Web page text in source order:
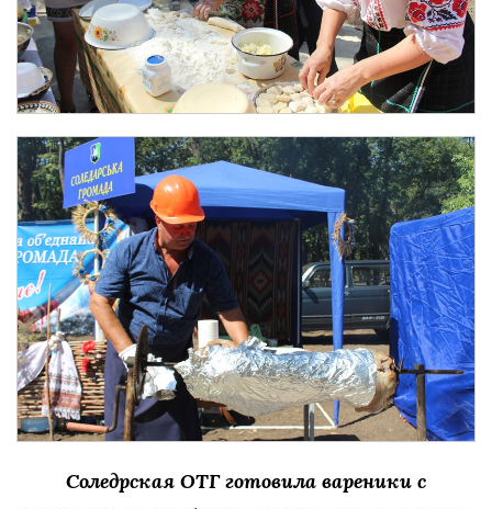
Соледрская ОТГ готовила вареники с